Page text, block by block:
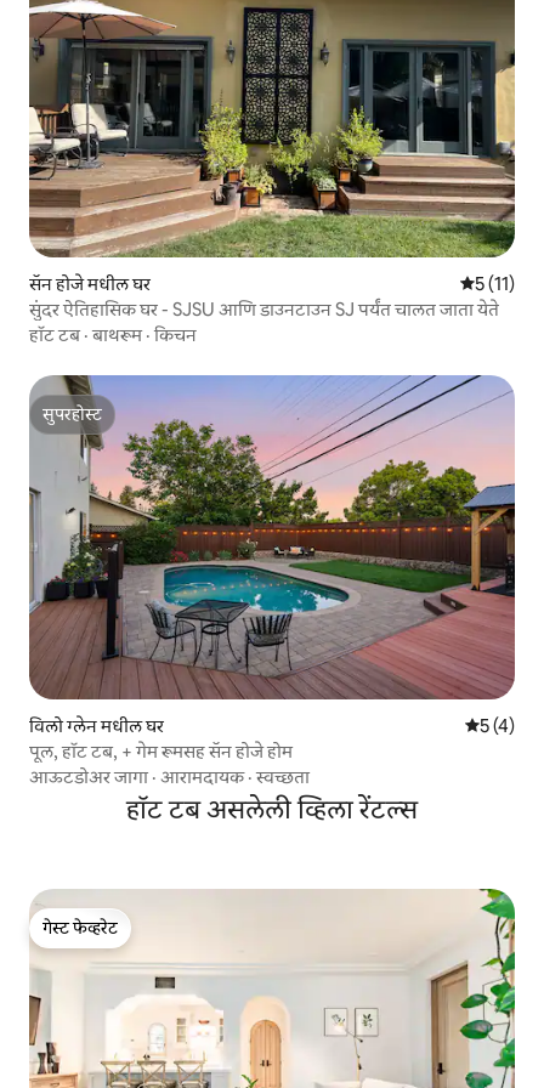
सॅन होजे मधील घर 5 पैकी 5
5 (11)
सुंदर ऐतिहासिक घर - SJSU आणि डाउनटाउन SJ पर्यंत चालत जाता येते
हॉट टब·बाथरूम·किचन
सुपरहोस्ट
सुपरहोस्ट
विलो ग्लेन मधील घर 5 पैकी 5
5 (4)
पूल, हॉट टब, + गेम रूमसह सॅन होजे होम
आऊटडोअर जागा · आरामदायक·स्वच्छता
हॉट टब असलेली व्हिला रेंटल्स
गेस्ट फेव्हरेट
गेस्ट फेव्हरेट